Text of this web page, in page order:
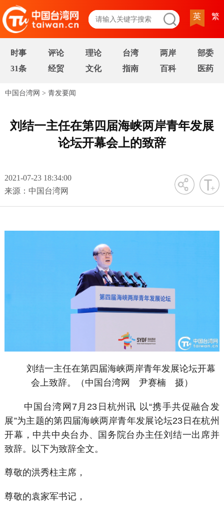
英 繁
时事 评论 理论 台湾 两岸
部委
31条
经贸 文化 指南 百科 医药
中国台湾网 > 青发要闻
刘结一主任在第四届海峡两岸青年发展
论坛开幕会上的致辞
2021-07-23 18:34:00
来源：中国台湾网
字号
刘结一主任在第四届海峡两岸青年发展论坛开幕
会上致辞。（中国台湾网 尹赛楠 摄）
中国台湾网7月23日杭州讯 以“携手共促融合发
展”为主题的第四届海峡两岸青年发展论坛23日在杭州
开幕，中共中央台办、国务院台办主任刘结一出席并
致辞。以下为致辞全文。
尊敬的洪秀柱主席，
尊敬的袁家军书记，